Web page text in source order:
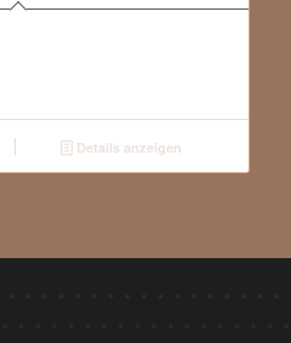
Details anzeigen